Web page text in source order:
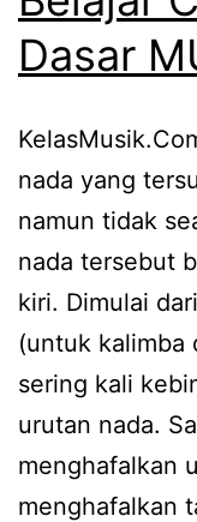
Dasar
nada yang
namun tidak
nada tersebut
kiri. Dimulai
(untuk kalimba
sering kali
urutan nada.
menghafalkan
menghafalkan